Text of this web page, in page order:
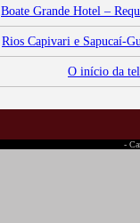
Boate Grande Hotel –
Rios Capivari e Sapucaí-
O início da
-